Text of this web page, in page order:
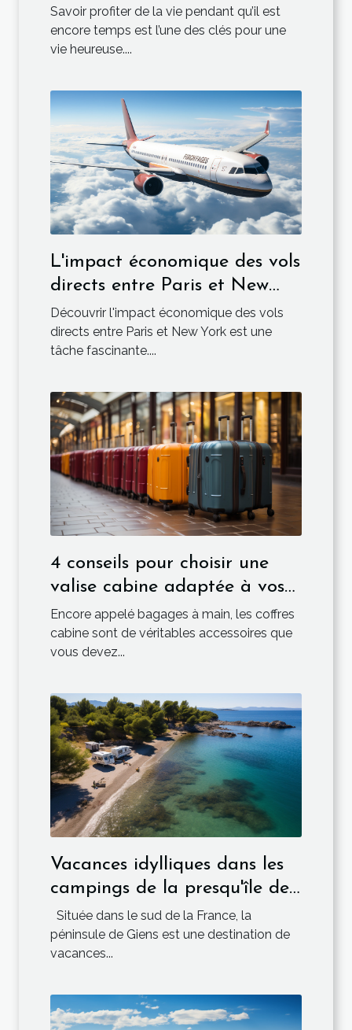
Savoir profiter de la vie pendant qu’il est
encore temps est l’une des clés pour une
vie heureuse....
L'impact économique des vols
directs entre Paris et New
York
Découvrir l'impact économique des vols
directs entre Paris et New York est une
tâche fascinante....
4 conseils pour choisir une
valise cabine adaptée à vos
besoins de voyage
Encore appelé bagages à main, les coffres
cabine sont de véritables accessoires que
vous devez...
Vacances idylliques dans les
campings de la presqu'île de
Giens
Située dans le sud de la France, la
péninsule de Giens est une destination de
vacances...